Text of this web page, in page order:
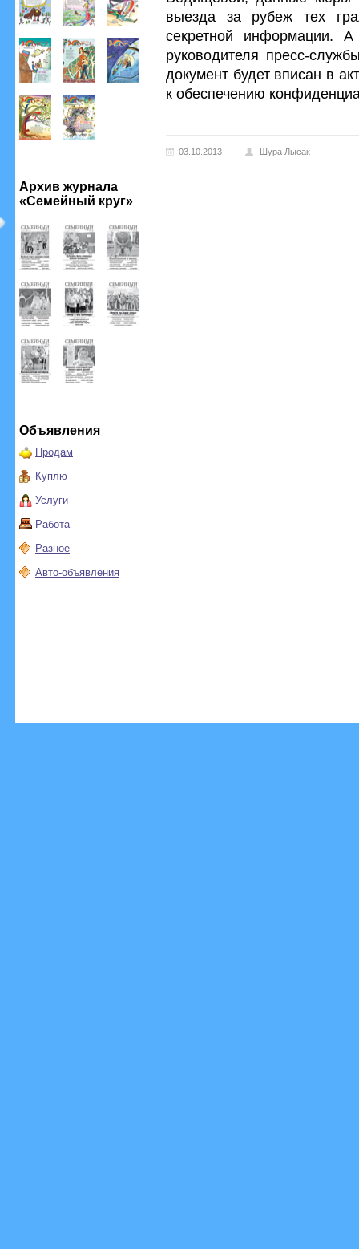
Архив журнала
«Семейный круг»
Объявления
Продам
Куплю
Услуги
Работа
Разное
Авто-объявления
выезда за рубеж тех
секретной информации.
руководителя пресс-
документ будет вписан в
к обеспечению
03.10.2013 Шура Лысак